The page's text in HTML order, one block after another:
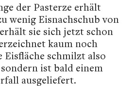
der Pasterze erhält
wenig Eisnachschub von
sie sich jetzt schon
kaum noch
Eisfläche schmilzt also
ist bald einem
ausgeliefert.